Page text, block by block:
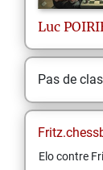
Luc
Pas de
Elo contre